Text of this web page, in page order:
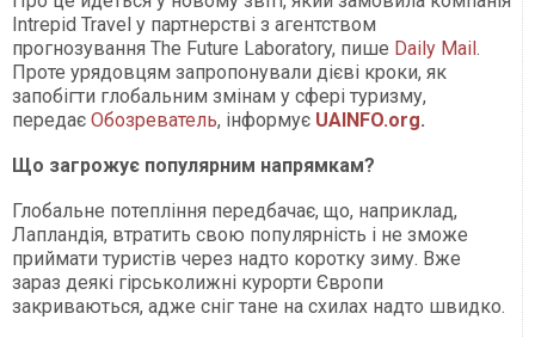
Intrepid Travel у партнерстві з агентством
прогнозування The Future Laboratory, пише Daily Mail.
Проте урядовцям запропонували дієві кроки, як
запобігти глобальним змінам у сфері туризму,
передає Обозреватель, інформує UAINFO.org.
Що загрожує популярним напрямкам?
Глобальне потепління передбачає, що, наприклад,
Лапландія, втратить свою популярність і не зможе
приймати туристів через надто коротку зиму. Вже
зараз деякі гірськолижні курорти Європи
закриваються, адже сніг тане на схилах надто швидко.